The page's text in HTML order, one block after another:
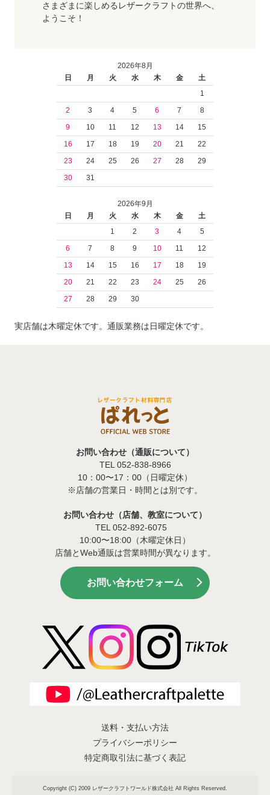
さまざまに楽しめるレザークラフトの世界へ、
ようこそ！
2026年8月
日
月 火 水 木 金
土
1
2
3 4 5 6 7
8
9
10 11 12 13 14
15
16
17 18 19 20 21
22
23
24 25 26 27 28
29
30
31
2026年9月
日
月 火 水 木 金
土
1
2 3 4
5
6
7 8 9 10 11
12
13
14 15 16 17 18
19
20
21 22 23 24 25
26
27
28 29 30
実店舗は木曜定休です。通販業務は日曜定休です。
お問い合わせ（通販について）
TEL 052-838-8966
10：00〜17：00（日曜定休）
※店舗の営業日・時間とは別です。
お問い合わせ（店舗、教室について）
TEL 052-892-6075
10:00〜18:00（木曜定休日）
店舗とWeb通販は営業時間が異なります。
お問い合わせフォーム
送料・支払い方法
プライバシーポリシー
特定商取引法に基づく表記
Copyright (C) 2009 レザークラフトワールド株式会社 All Rights Reserved.